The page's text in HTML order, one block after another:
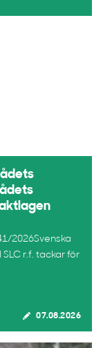
2026Svenska
r.f. tackar för
07.08.2026